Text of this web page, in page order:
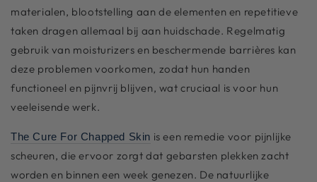
materialen, blootstelling aan de elementen en repetitieve
taken dragen allemaal bij aan huidschade. Regelmatig
gebruik van moisturizers en beschermende barrières kan
deze problemen voorkomen, zodat hun handen
functioneel en pijnvrij blijven, wat cruciaal is voor hun
veeleisende werk.
The Cure For Chapped Skin is een remedie voor pijnlijke
scheuren, die ervoor zorgt dat gebarsten plekken zacht
worden en binnen een week genezen. De natuurlijke